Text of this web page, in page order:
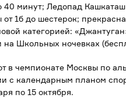
40 минут; Ледопад
1б до шестерок;
категорией:
на Школьных ночевках
в чемпионате Москвы по
с календарным планом
по 15 октября.